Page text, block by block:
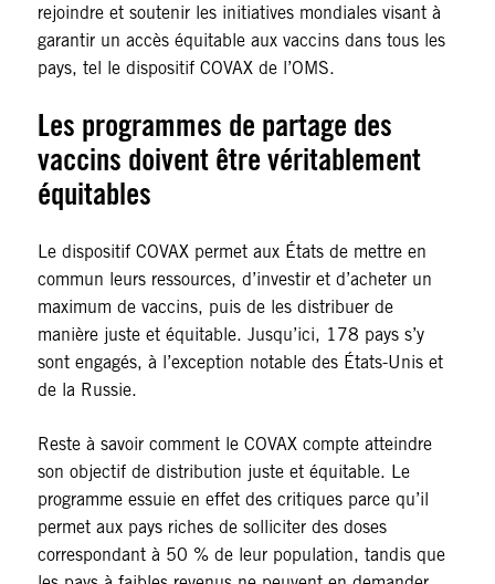
rejoindre et soutenir les initiatives mondiales visant à
garantir un accès équitable aux vaccins dans tous les
pays, tel le dispositif COVAX de l’OMS.
Les programmes de partage des
vaccins doivent être véritablement
équitables
Le dispositif COVAX permet aux États de mettre en
commun leurs ressources, d’investir et d’acheter un
maximum de vaccins, puis de les distribuer de
manière juste et équitable. Jusqu’ici, 178 pays s’y
sont engagés, à l’exception notable des États-Unis et
de la Russie.
Reste à savoir comment le COVAX compte atteindre
son objectif de distribution juste et équitable. Le
programme essuie en effet des critiques parce qu’il
permet aux pays riches de solliciter des doses
correspondant à 50 % de leur population, tandis que